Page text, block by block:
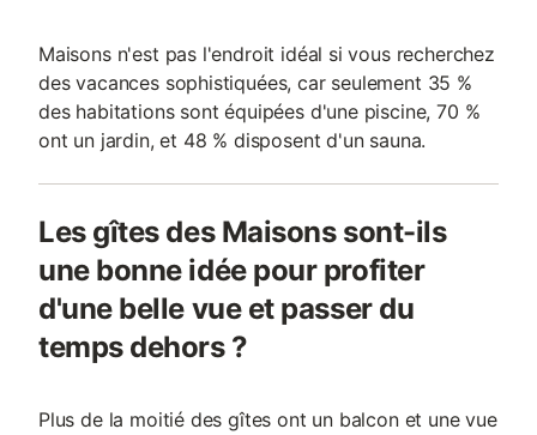
Maisons n'est pas l'endroit idéal si vous recherchez
des vacances sophistiquées, car seulement 35 %
des habitations sont équipées d'une piscine, 70 %
ont un jardin, et 48 % disposent d'un sauna.
Les gîtes des Maisons sont-ils
une bonne idée pour profiter
d'une belle vue et passer du
temps dehors ?
Plus de la moitié des gîtes ont un balcon et une vue